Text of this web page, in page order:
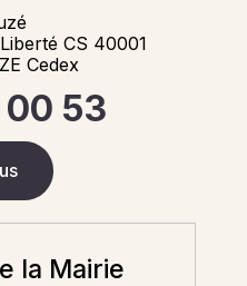
CS 40001
Cedex
53
la Mairie